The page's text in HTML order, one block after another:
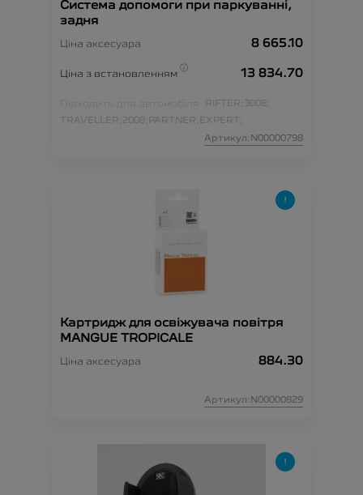
Система допомоги при паркуванні,
задня
Ціна аксесуара 8 665.10
Ціна з встановленням 13 834.70
Підходить для автомобіля : RIFTER; 3008;
TRAVELLER; 2008; PARTNER; EXPERT;
Артикул:N00000798
Картридж для освіжувача повітря
MANGUE TROPICALE
Ціна аксесуара 884.30
Артикул:N00000829